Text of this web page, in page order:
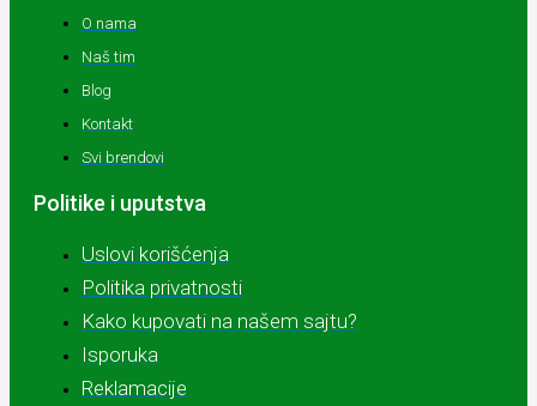
O nama
Naš tim
Blog
Kontakt
Svi brendovi
Politike i uputstva
Uslovi korišćenja
Politika privatnosti
Kako kupovati na našem sajtu?
Isporuka
Reklamacije